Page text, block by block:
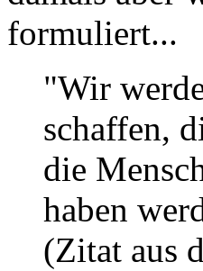
formuliert...
"Wir
schaffen,
die
haben
(Zitat aus